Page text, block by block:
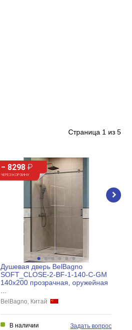
Страница 1 из 5
− 8298 ₽
ЧЕРЕЗ КОРЗИНУ
Душевая дверь BelBagno
SOFT_CLOSE-2-BF-1-140-C-GM
140x200 прозрачная, оружейная
BelBagno, Китай
В наличии Задать вопрос